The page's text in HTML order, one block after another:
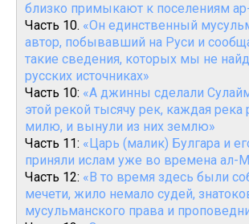
близко примыкают к поселениям
Часть 10. «Он единственный
автор, побывавший на Руси и
такие сведения, которых мы не
русских источниках»
Часть 10: «А джинны сделали
этой рекой тысячу рек, каждая
милю, и вынули из них землю»
Часть 11: «Царь (малик) Булгара и
приняли ислам уже во времена ал-
Часть 12: «В то время здесь были
мечети, жило немало судей,
мусульманского права и